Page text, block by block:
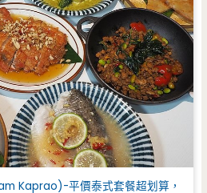
Kaprao)-平價泰式套餐超划算，